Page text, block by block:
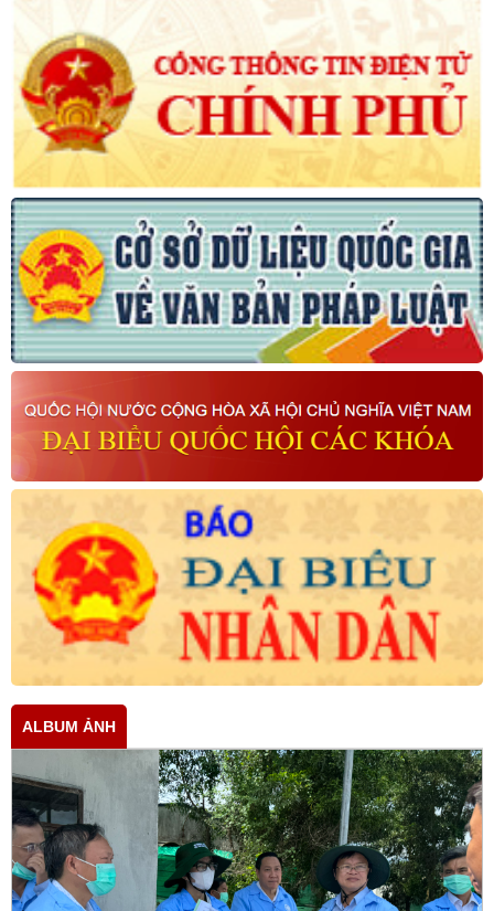
ALBUM ẢNH